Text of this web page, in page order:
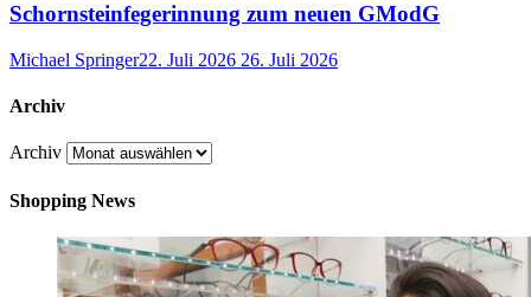
Schornsteinfegerinnung zum neuen GModG
Michael Springer22. Juli 2026 26. Juli 2026
Archiv
Archiv
Shopping News